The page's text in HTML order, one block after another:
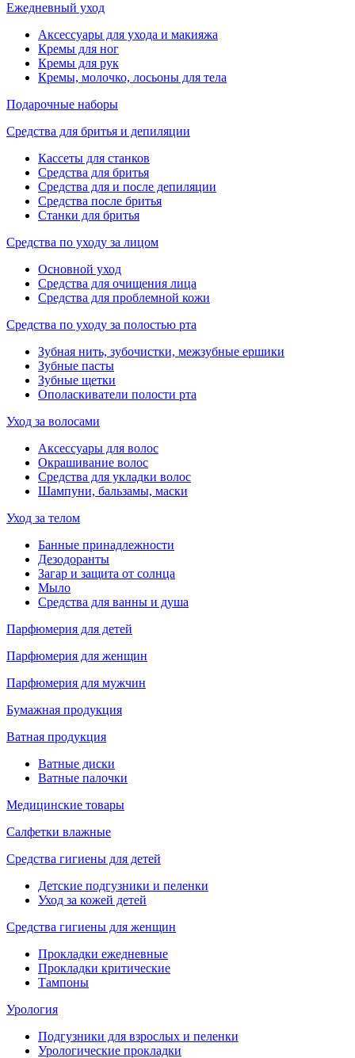
Ежедневный уход
Аксессуары для ухода и макияжа
Кремы для ног
Кремы для рук
Кремы, молочко, лосьоны для тела
Подарочные наборы
Средства для бритья и депиляции
Кассеты для станков
Средства для бритья
Средства для и после депиляции
Средства после бритья
Станки для бритья
Средства по уходу за лицом
Основной уход
Средства для очищения лица
Средства для проблемной кожи
Средства по уходу за полостью рта
Зубная нить, зубочистки, межзубные ершики
Зубные пасты
Зубные щетки
Ополаскиватели полости рта
Уход за волосами
Аксессуары для волос
Окрашивание волос
Средства для укладки волос
Шампуни, бальзамы, маски
Уход за телом
Банные принадлежности
Дезодоранты
Загар и защита от солнца
Мыло
Средства для ванны и душа
Парфюмерия для детей
Парфюмерия для женщин
Парфюмерия для мужчин
Бумажная продукция
Ватная продукция
Ватные диски
Ватные палочки
Медицинские товары
Салфетки влажные
Средства гигиены для детей
Детские подгузники и пеленки
Уход за кожей детей
Средства гигиены для женщин
Прокладки ежедневные
Прокладки критические
Тампоны
Урология
Подгузники для взрослых и пеленки
Урологические прокладки